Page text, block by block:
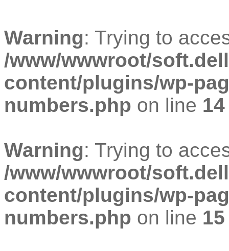
Warning: Trying to
/www/wwwroot/
content/plugins/wp-
numbers.php on line 14
Warning: Trying to
/www/wwwroot/
content/plugins/wp-
numbers.php on line 15